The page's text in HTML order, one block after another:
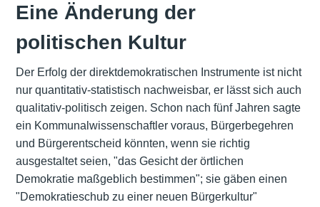
Eine Änderung der
politischen Kultur
Der Erfolg der direktdemokratischen Instrumente ist nicht
nur quantitativ-statistisch nachweisbar, er lässt sich auch
qualitativ-politisch zeigen. Schon nach fünf Jahren sagte
ein Kommunalwissenschaftler voraus, Bürgerbegehren
und Bürgerentscheid könnten, wenn sie richtig
ausgestaltet seien, "das Gesicht der örtlichen
Demokratie maßgeblich bestimmen"; sie gäben einen
"Demokratieschub zu einer neuen Bürgerkultur"